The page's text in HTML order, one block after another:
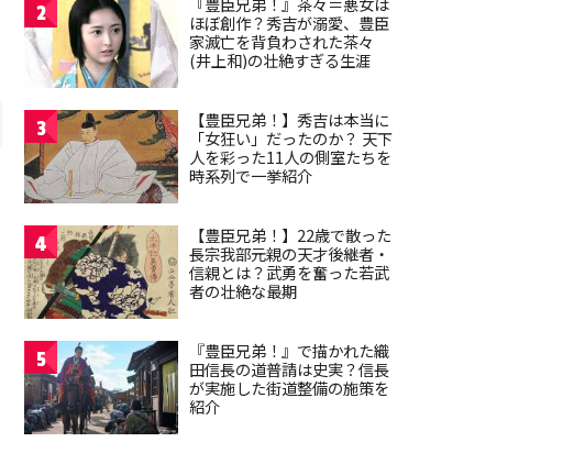
2
ほぼ創作？秀吉が溺愛、豊臣
家滅亡を背負わされた茶々
(井上和)の壮絶すぎる生涯
3
【豊臣兄弟！】秀吉は本当に
「女狂い」だったのか？ 天下
人を彩った11人の側室たちを
時系列で一挙紹介
4
【豊臣兄弟！】22歳で散った
長宗我部元親の天才後継者・
信親とは？武勇を奮った若武
者の壮絶な最期
5
『豊臣兄弟！』で描かれた織
田信長の道普請は史実？信長
が実施した街道整備の施策を
紹介